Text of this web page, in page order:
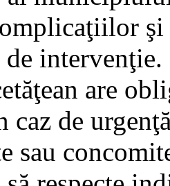
şi
intervenţie.
are
caz de
sau